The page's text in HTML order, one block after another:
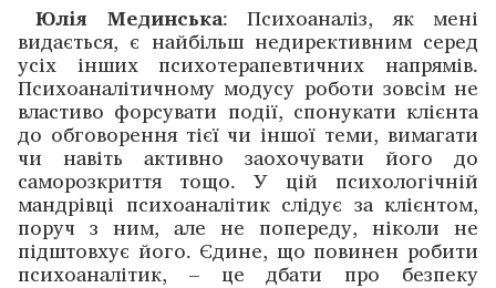
Юлія Мединська: Психоаналіз, як мені
видається, є найбільш недирективним серед
усіх інших психотерапевтичних напрямів.
Психоаналітичному модусу роботи зовсім не
властиво форсувати події, спонукати клієнта
до обговорення тієї чи іншої теми, вимагати
чи навіть активно заохочувати його до
саморозкриття тощо. У цій психологічній
мандрівці психоаналітик слідує за клієнтом,
поруч з ним, але не попереду, ніколи не
підштовхує його. Єдине, що повинен робити
психоаналітик, – це дбати про безпеку